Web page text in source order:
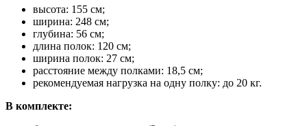
высота: 155 см;
ширина: 248 см;
глубина: 56 см;
длина полок: 120 см;
ширина полок: 27 см;
расстояние между полками: 18,5 см;
рекомендуемая нагрузка на одну полку: до 20 кг.
В комплекте: